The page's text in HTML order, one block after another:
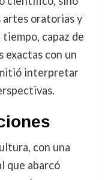
artes oratorias y
capaz de
exactas con un
interpretar
con una
que abarcó